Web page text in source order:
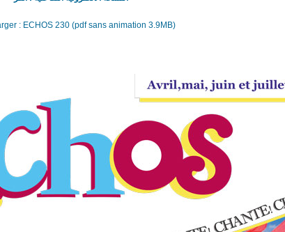
: ECHOS 230 (pdf sans animation 3.9MB)